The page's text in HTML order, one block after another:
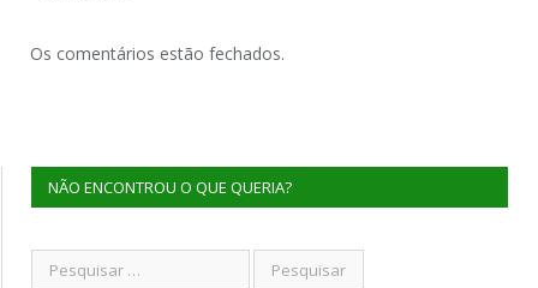
Os comentários estão fechados.
NÃO ENCONTROU O QUE QUERIA?